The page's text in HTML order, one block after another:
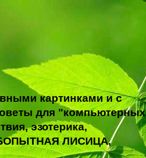
картинками и с
для "компьютерных
эзотерика,
ЛИСИЦА,